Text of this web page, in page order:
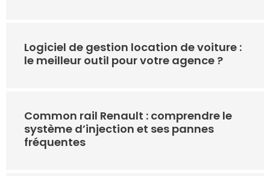
Logiciel de gestion location de voiture :
le meilleur outil pour votre agence ?
Common rail Renault : comprendre le
système d’injection et ses pannes
fréquentes